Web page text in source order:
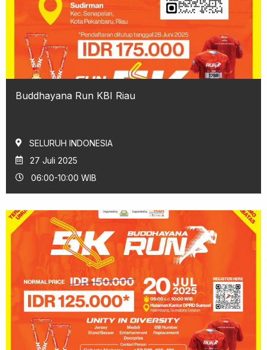
Buddhayana Run KBI Riau
SELURUH INDONESIA
27 Juli 2025
06:00-10:00 WIB